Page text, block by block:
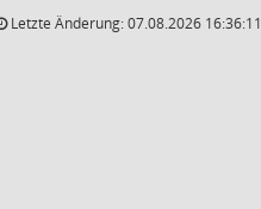
Letzte Änderung: 07.08.2026 16:36:11